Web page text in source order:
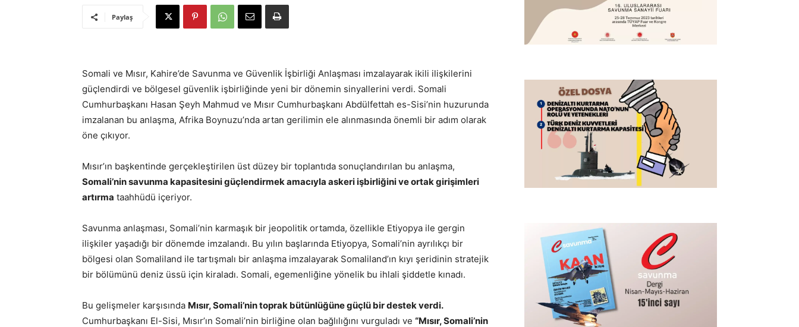
Paylaş
Somali ve Mısır, Kahire’de Savunma ve Güvenlik İşbirliği Anlaşması imzalayarak ikili ilişkilerini
güçlendirdi ve bölgesel güvenlik işbirliğinde yeni bir dönemin sinyallerini verdi. Somali
Cumhurbaşkanı Hasan Şeyh Mahmud ve Mısır Cumhurbaşkanı Abdülfettah es-Sisi’nin huzurunda
imzalanan bu anlaşma, Afrika Boynuzu’nda artan gerilimin ele alınmasında önemli bir adım olarak
öne çıkıyor.
Mısır’ın başkentinde gerçekleştirilen üst düzey bir toplantıda sonuçlandırılan bu anlaşma,
Somali’nin savunma kapasitesini güçlendirmek amacıyla askeri işbirliğini ve ortak girişimleri
artırma taahhüdü içeriyor.
Savunma anlaşması, Somali’nin karmaşık bir jeopolitik ortamda, özellikle Etiyopya ile gergin
ilişkiler yaşadığı bir dönemde imzalandı. Bu yılın başlarında Etiyopya, Somali’nin ayrılıkçı bir
bölgesi olan Somaliland ile tartışmalı bir anlaşma imzalayarak Somaliland’ın kıyı şeridinin stratejik
bir bölümünü deniz üssü için kiraladı. Somali, egemenliğine yönelik bu ihlali şiddetle kınadı.
Bu gelişmeler karşısında Mısır, Somali’nin toprak bütünlüğüne güçlü bir destek verdi.
Cumhurbaşkanı El-Sisi, Mısır’ın Somali’nin birliğine olan bağlılığını vurguladı ve “Mısır, Somali’nin